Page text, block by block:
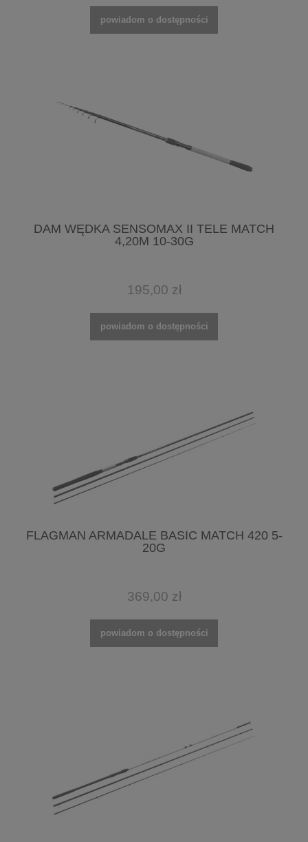
powiadom o dostępności
DAM WĘDKA SENSOMAX II TELE MATCH
4,20M 10-30G
195,00 zł
powiadom o dostępności
FLAGMAN ARMADALE BASIC MATCH 420 5-
20G
369,00 zł
powiadom o dostępności